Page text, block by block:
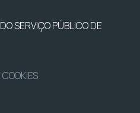
SERVIÇO PÚBLICO DE